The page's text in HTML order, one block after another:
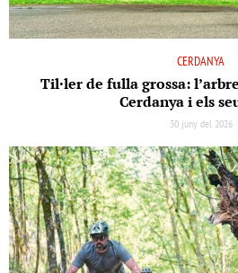
CERDANYA
Til·ler de fulla grossa:
Cerdanya i els
30 juny del 2026